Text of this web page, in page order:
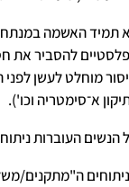
תמיד האשמה במנתח.
להסביר את
מוחלט לעשן
א־סימטריה וכו').
הנשים העוברות
ה"מתקנים/